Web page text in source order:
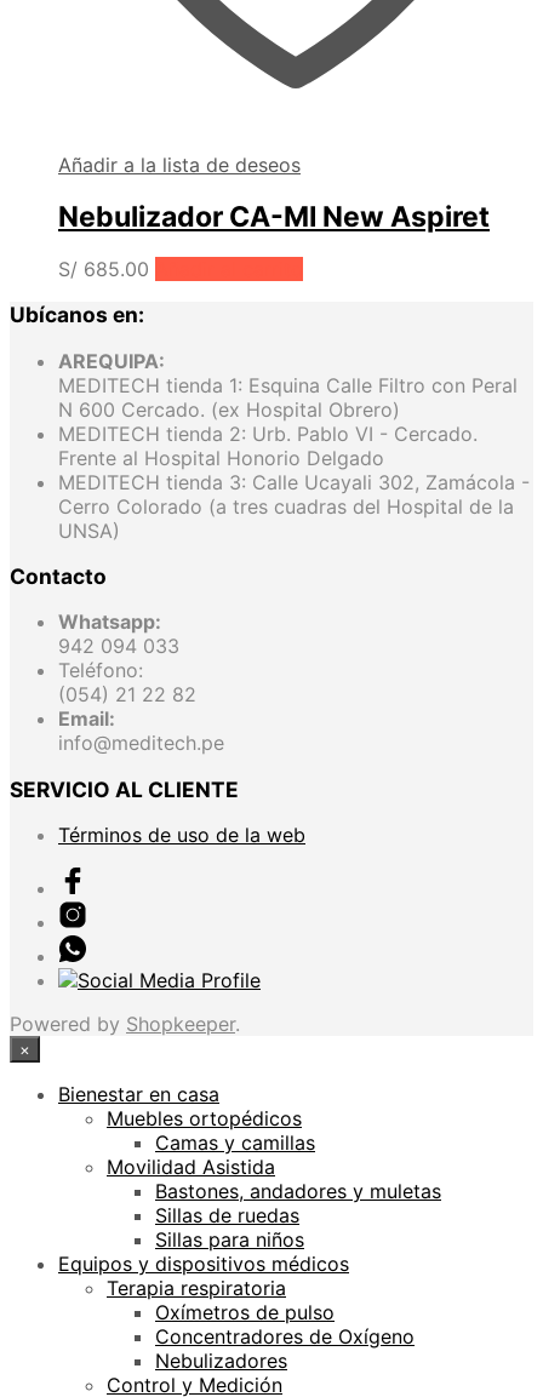
Añadir a la lista de deseos
Nebulizador CA-MI New Aspiret
S/ 685.00
Ubícanos en:
AREQUIPA:
MEDITECH tienda 1: Esquina Calle Filtro con Peral
N 600 Cercado. (ex Hospital Obrero)
MEDITECH tienda 2: Urb. Pablo VI - Cercado.
Frente al Hospital Honorio Delgado
MEDITECH tienda 3: Calle Ucayali 302, Zamácola -
Cerro Colorado (a tres cuadras del Hospital de la
UNSA)
Contacto
Whatsapp:
942 094 033
Teléfono:
(054) 21 22 82
Email:
info@meditech.pe
SERVICIO AL CLIENTE
Términos de uso de la web
Powered by Shopkeeper.
×
Bienestar en casa
Muebles ortopédicos
Camas y camillas
Movilidad Asistida
Bastones, andadores y muletas
Sillas de ruedas
Sillas para niños
Equipos y dispositivos médicos
Terapia respiratoria
Oxímetros de pulso
Concentradores de Oxígeno
Nebulizadores
Control y Medición